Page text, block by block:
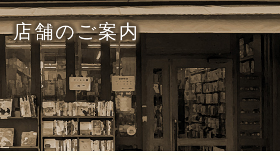
店舗のご案内